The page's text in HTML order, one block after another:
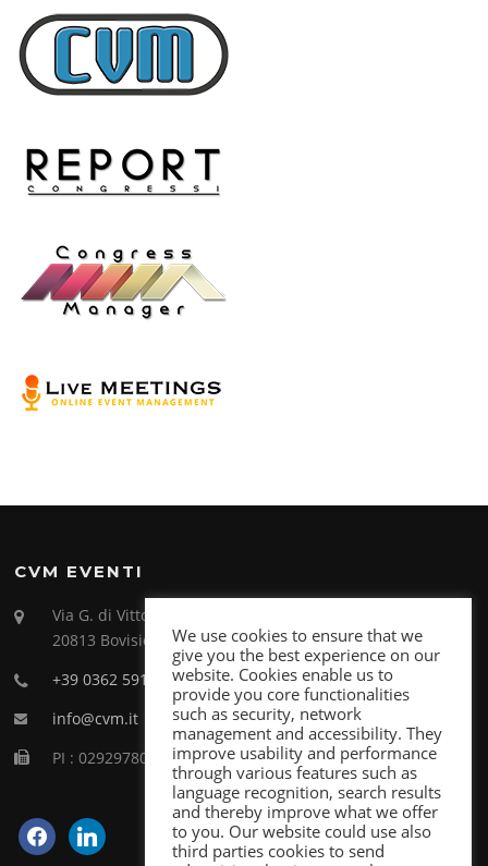
CVM EVENTI
Via G. di Vittorio 26
20813 Bovisio Masciago (MB)
+39 0362 591998
info@cvm.it
PI : 02929780969
facebooklinkedin
We use cookies to ensure that we
give you the best experience on our
website. Cookies enable us to
provide you core functionalities
such as security, network
management and accessibility. They
improve usability and performance
through various features such as
language recognition, search results
and thereby improve what we offer
to you. Our website could use also
third parties cookies to send